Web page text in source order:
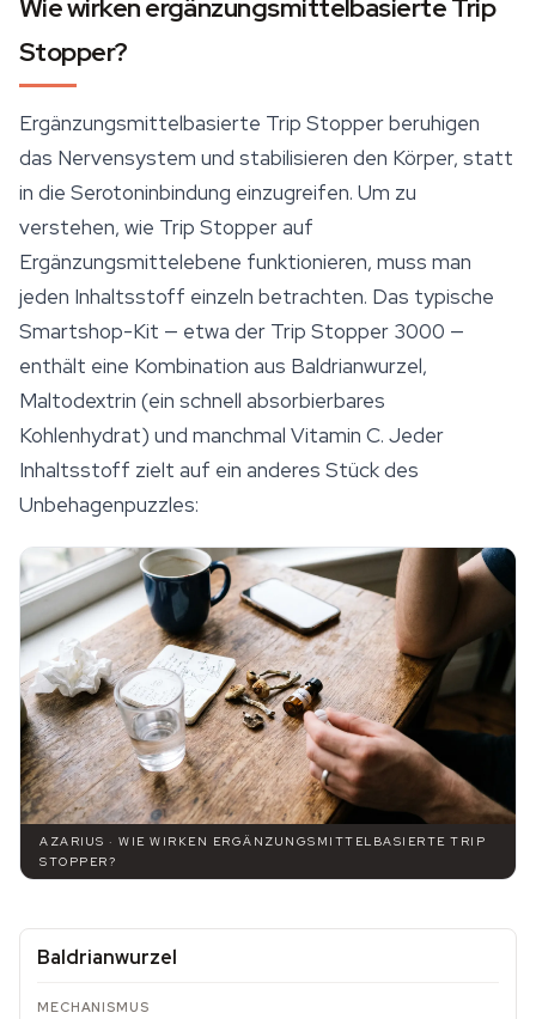
Wie wirken ergänzungsmittelbasierte Trip
Stopper?
Ergänzungsmittelbasierte Trip Stopper beruhigen
das Nervensystem und stabilisieren den Körper, statt
in die Serotoninbindung einzugreifen. Um zu
verstehen, wie Trip Stopper auf
Ergänzungsmittelebene funktionieren, muss man
jeden Inhaltsstoff einzeln betrachten. Das typische
Smartshop-Kit — etwa der Trip Stopper 3000 —
enthält eine Kombination aus Baldrianwurzel,
Maltodextrin (ein schnell absorbierbares
Kohlenhydrat) und manchmal Vitamin C. Jeder
Inhaltsstoff zielt auf ein anderes Stück des
Unbehagenpuzzles:
AZARIUS · WIE WIRKEN ERGÄNZUNGSMITTELBASIERTE TRIP
STOPPER?
Baldrianwurzel